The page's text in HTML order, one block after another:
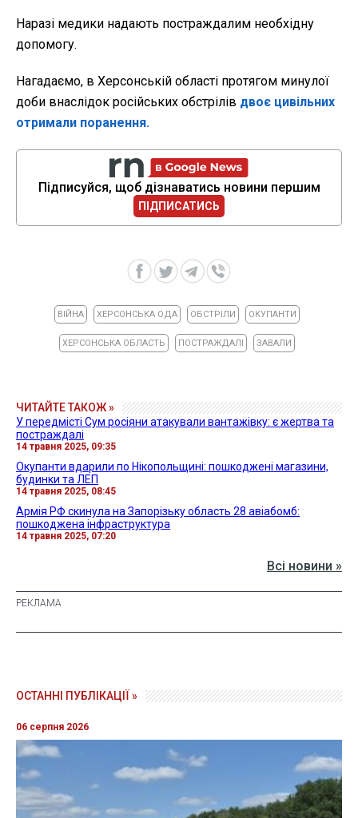
Наразі медики надають постраждалим необхідну
допомогу.
Нагадаємо, в Херсонській області протягом минулої
доби внаслідок російських обстрілів двоє цивільних
отримали поранення.
Підписуйся, щоб дізнаватись новини першим
ПІДПИСАТИСЬ
ВІЙНА ХЕРСОНСЬКА ОДА ОБСТРІЛИ ОКУПАНТИ
ХЕРСОНСЬКА ОБЛАСТЬ ПОСТРАЖДАЛІ ЗАВАЛИ
ЧИТАЙТЕ ТАКОЖ »
У передмісті Сум росіяни атакували вантажівку: є жертва та
постраждалі
14 травня 2025, 09:35
Окупанти вдарили по Нікопольщині: пошкоджені магазини,
будинки та ЛЕП
14 травня 2025, 08:45
Армія РФ скинула на Запорізьку область 28 авіабомб:
пошкоджена інфраструктура
14 травня 2025, 07:20
Всі новини »
ОСТАННІ ПУБЛІКАЦІЇ »
06 серпня 2026